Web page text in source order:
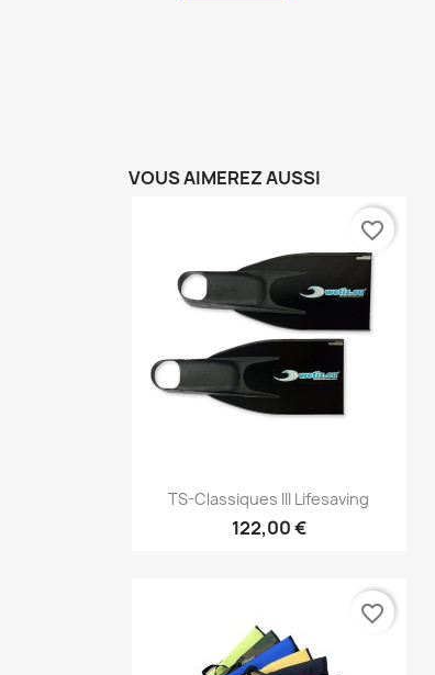
VOUS AIMEREZ AUSSI
Aperçu rapide
TS-Classiques III Lifesaving
122,00 €
favorite_border
favorite_border